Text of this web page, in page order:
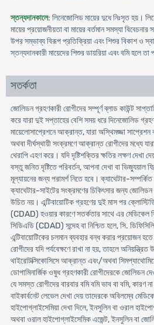
স্তন্যদানকালে: লিনেজোলিড মায়ের দুধে নিঃসৃত হয়।
মায়ের প্রয়োজনীয়তা বা মায়ের বর্তমান সমস্যা বিবেচনার
উপর সম্ভাব্য বিরূপ প্রতিক্রিয়া এবং শিশুর বিকাশ ও
স্তন্যদানকারী মায়েদের শিশুর ডায়রিয়া এবং বমি হলে তা
সতর্কতা
জোলিডন গ্রহণকারী রোগীদের সম্পূর্ণ ব্লাড কাউন্ট
করে যারা দুই সপ্তাহের বেশি সময় ধরে দিনেজোলিড
মায়েলোসাপ্রেশনে আক্রান্ত, যারা অস্থিমজ্জা
অথবা দীর্ঘস্থায়ী সংক্রমণে আক্রান্ত রোগীদের মধ্যে
থেরাপি এহণ করে। যদি দৃষ্টিশক্তির ক্ষতির লক্ষণ দেখা
বস্তু জনিত দৃষ্টিতে পরিবর্তন, আপনা দেখা বা ভিজ্যুয়াল
মূল্যায়নের জন্য পরামর্শ নিতে হবে। ক্যাথেটার-
ক্যাথেটার-সাইটের সংক্রমণের চিকিৎসার জন্য
উচিত নয়। এন্টিবায়োটিক গ্রহণের দুই মাস পর
(CDAD) হওয়ার কারণে সতর্কতার সাথে এর মেডিকেল
সিডিএডি (CDAD) সন্দেহ বা নিশ্চিত হলে, সি.
এন্টিবায়োটিকের চলমান ব্যবহার বন্ধ করার প্রয়োজন
রোগীদের যদি পর্যবেক্ষণে রাখা না হয়, তাহলে
থাইরোটক্সিকোসিসে আক্রান্ত এবং/অথবা
ডোপামিনার্জিক ওষুধ গ্রহণকারী রোগীদেরকে জোলিডন
যে সমস্ত রোগীদের বারবার বমি বমি ভাব বা বমি, কারণ
বাইকার্বনেট লেভেল দেখা দেয় তাদেরকে অবিলম্বে
হাইপোগ্লাইসেমিয়া দেখা দিলে, ইনসুলিন বা ওরাল
অথবা ওরাল হাইপোগ্লাইসেমিক এজেন্ট, ইনসুলিন বা